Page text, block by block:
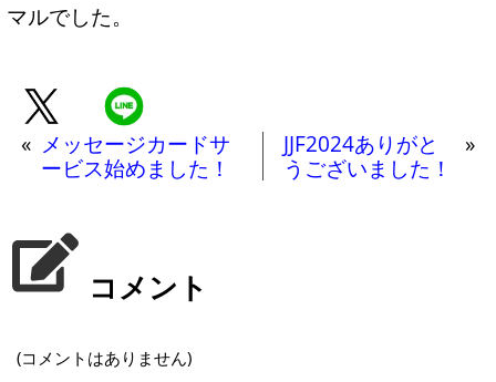
マルでした。
« メッセージカードサ
ービス始めました！
JJF2024ありがと
うございました！
»
コメント
(コメントはありません)